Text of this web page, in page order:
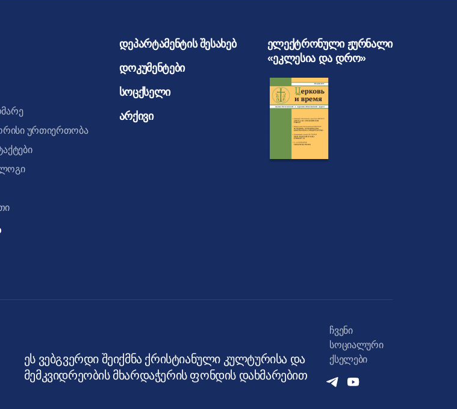
ურთიერთობა
დეპარტამენტის შესახებ
დოკუმენტები
სოცქსელი
არქივი
ელექტრონული ჟურნალი
«ეკლესია და დრო»
ეს ვებგვერდი შეიქმნა ქრისტიანული კულტურისა და
მემკვიდრეობის მხარდაჭერის ფონდის დახმარებით
ჩვენი
სოციალური
ქსელები